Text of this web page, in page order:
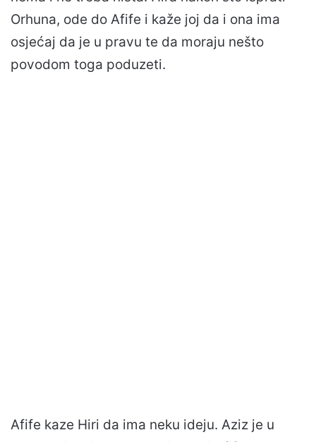
Orhuna, ode do Afife i kaže joj da i ona ima
osjećaj da je u pravu te da moraju nešto
povodom toga poduzeti.
Afife kaze Hiri da ima neku ideju. Aziz je u